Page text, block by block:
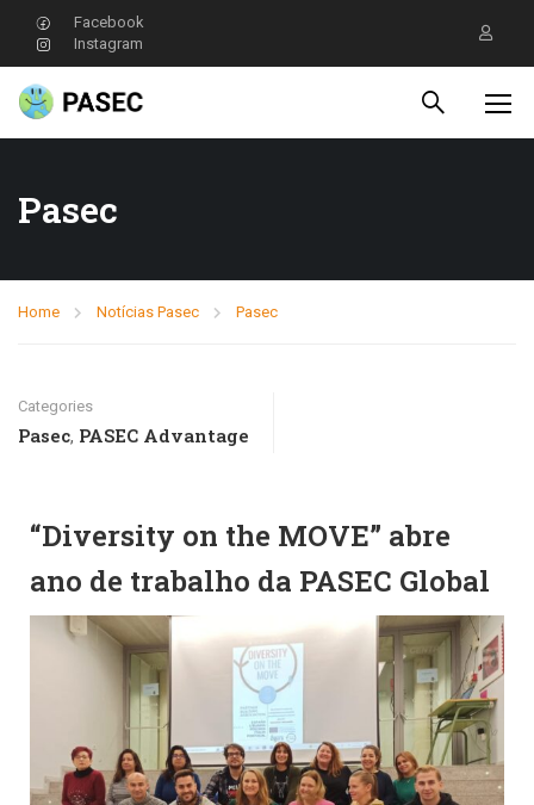
Facebook
Instagram
Pasec
Home Notícias Pasec Pasec
Categories
Pasec, PASEC Advantage
“Diversity on the MOVE” abre
ano de trabalho da PASEC Global